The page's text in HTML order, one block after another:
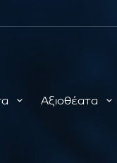
Αξιοθέατα